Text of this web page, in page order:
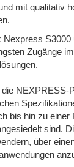
mit qualitativ
S3000
Zugänge
NEXPRESS-
bis hin zu einer
sind.
über